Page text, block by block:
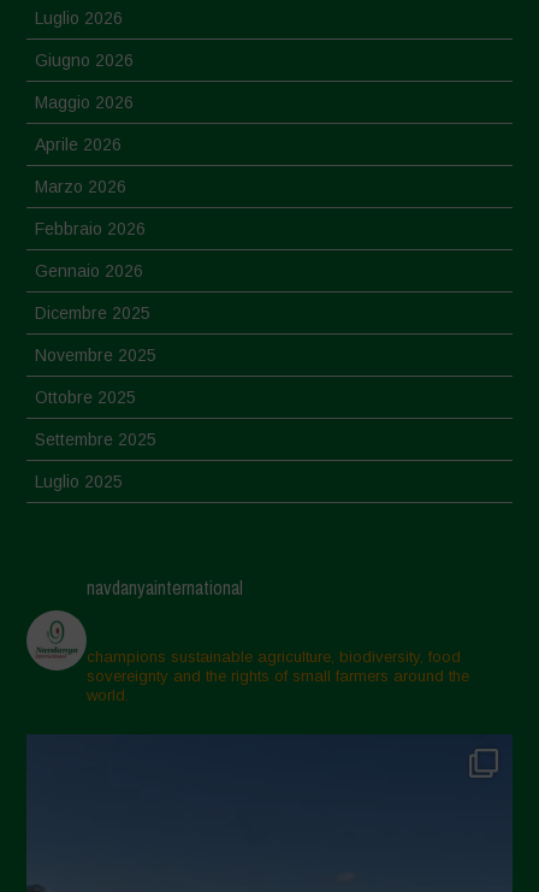
Luglio 2026
Giugno 2026
Maggio 2026
Aprile 2026
Marzo 2026
Febbraio 2026
Gennaio 2026
Dicembre 2025
Novembre 2025
Ottobre 2025
Settembre 2025
Luglio 2025
Aprile 2025
Marzo 2025
Febbraio 2025
Gennaio 2025
navdanyainternational
champions sustainable agriculture, biodiversity, food
sovereignty and the rights of small farmers around the
world.